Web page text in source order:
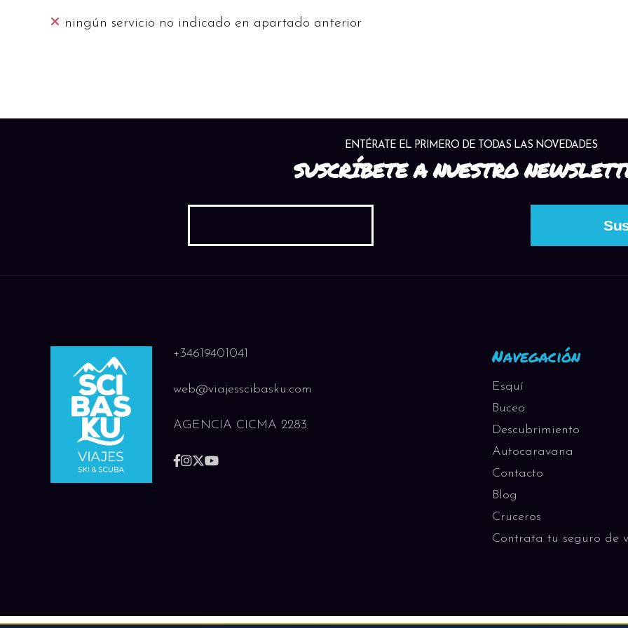
ningún servicio no indicado en apartado anterior
ENTÉRATE EL PRIMERO DE TODAS LAS NOVEDADES
SUSCRÍBETE A NUESTRO
+34619401041
web@viajesscibasku.com
AGENCIA CICMA 2283
Navegación
Esquí
Buceo
Descubrimiento
Autocaravana
Contacto
Blog
Cruceros
Contrata tu seguro de